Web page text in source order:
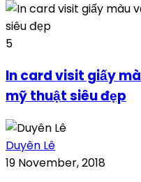
5
In card visit giấy
mỹ thuật siêu đẹp
Duyên Lê
19 November, 2018